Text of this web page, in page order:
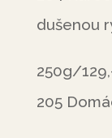
dušenou
250g/
205